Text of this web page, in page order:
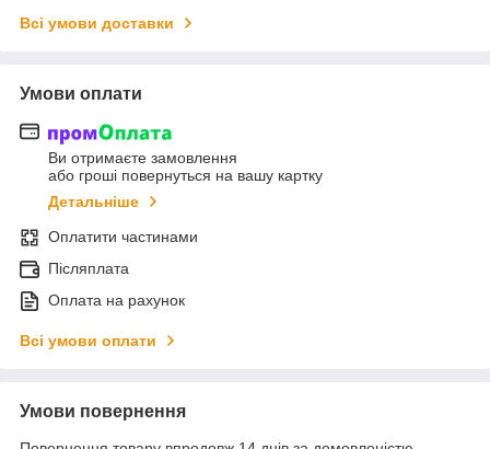
Всі умови доставки
Умови оплати
Ви отримаєте замовлення
або гроші повернуться на вашу картку
Детальніше
Оплатити частинами
Післяплата
Оплата на рахунок
Всі умови оплати
Умови повернення